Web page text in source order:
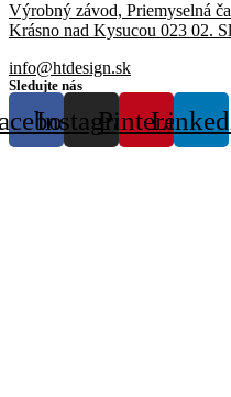
Výrobný závod, Priemyselná
Krásno nad Kysucou 023 02.
info@htdesign.sk
Sledujte nás
InstagramPinterest